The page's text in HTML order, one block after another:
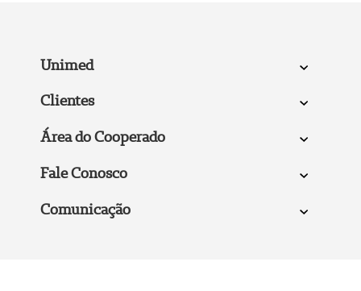
Unimed
Clientes
Área do Cooperado
Fale Conosco
Comunicação